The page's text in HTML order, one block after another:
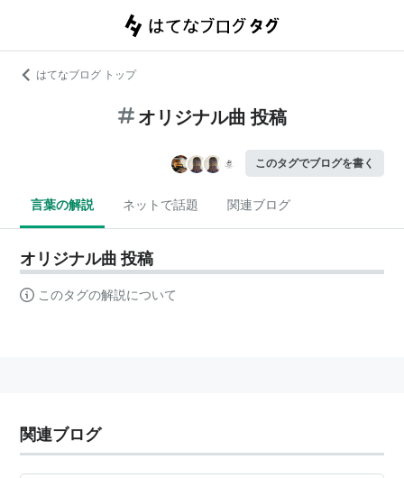
はてなブログ トップ
オリジナル曲 投稿
このタグでブログを書く
言葉の解説 ネットで話題 関連ブログ
オリジナル曲 投稿
このタグの解説について
関連ブログ